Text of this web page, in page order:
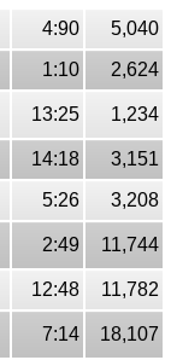
4:90
5,040
1:10
2,624
13:25 1,234
14:18
3,151
5:26
3,208
2:49 11,744
12:48
11,782
7:14
18,107